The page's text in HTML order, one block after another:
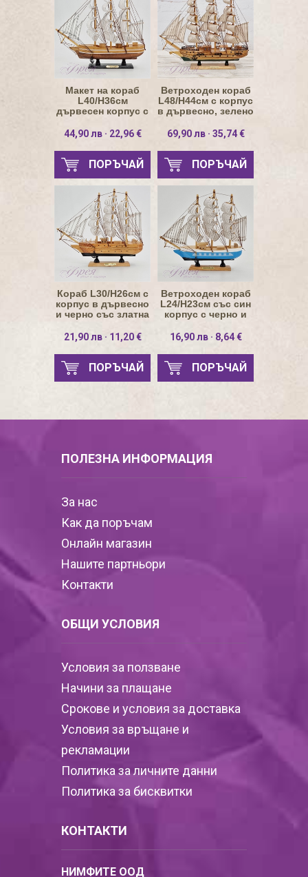
Макет на кораб
L40/H36см
дървесен корпус с
44,90 лв · 22,96 €
ПОРЪЧАЙ
Ветроходен кораб
L48/H44см с корпус
в дървесно, зелено
69,90 лв · 35,74 €
ПОРЪЧАЙ
Кораб L30/H26см с
корпус в дървесно
и черно със златна
21,90 лв · 11,20 €
ПОРЪЧАЙ
Ветроходен кораб
L24/H23см със син
корпус с черно и
16,90 лв · 8,64 €
ПОРЪЧАЙ
ПОЛЕЗНА ИНФОРМАЦИЯ
За нас
Как да поръчам
Онлайн магазин
Нашите партньори
Контакти
ОБЩИ УСЛОВИЯ
Условия за ползване
Начини за плащане
Срокове и условия за доставка
Условия за връщане и
рекламации
Политика за личните данни
Политика за бисквитки
КОНТАКТИ
НИМФИТЕ ООД